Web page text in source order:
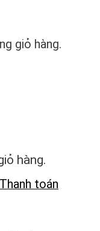
giỏ hàng.
hàng.
toán